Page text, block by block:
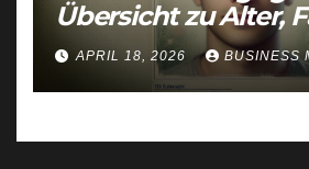
Übersicht zu Alter,
öffentlichen
APRIL 18, 2026 BUSINESS